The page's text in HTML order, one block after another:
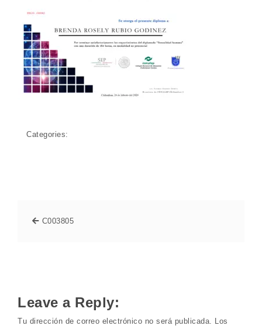
Categories:
C003805
Leave a Reply:
Tu dirección de correo electrónico no será publicada. Los